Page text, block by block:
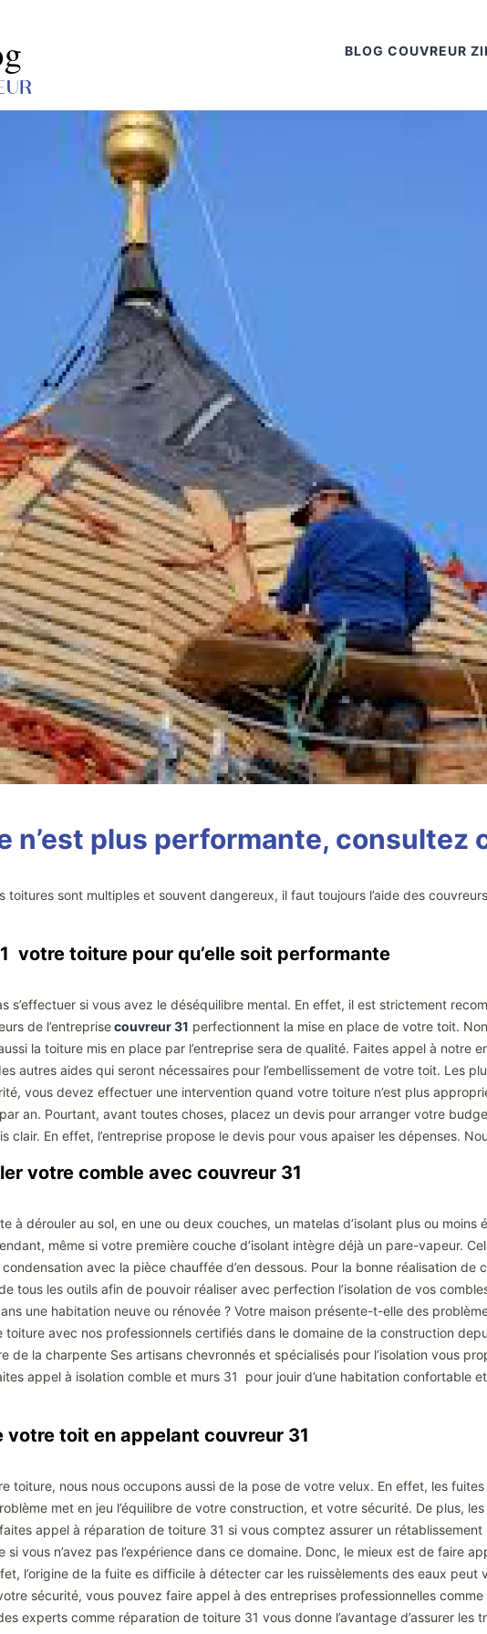
BLOG COUVREUR
n’est plus performante, consultez
toitures sont multiples et souvent dangereux, il faut toujours l’aide des
votre toiture pour qu’elle soit performante
s’effectuer si vous avez le déséquilibre mental. En effet, il est strictement
de l’entreprisecouvreur 31 perfectionnent la mise en place de votre toit.
la toiture mis en place par l’entreprise sera de qualité. Faites appel à notre
autres aides qui seront nécessaires pour l’embellissement de votre toit. Les
vous devez effectuer une intervention quand votre toiture n’est plus
an. Pourtant, avant toutes choses, placez un devis pour arranger votre
clair. En effet, l’entreprise propose le devis pour vous apaiser les dépenses.
votre comble avec couvreur 31
à dérouler au sol, en une ou deux couches, un matelas d’isolant plus ou
même si votre première couche d’isolant intègre déjà un pare-vapeur.
avec la pièce chauffée d’en dessous. Pour la bonne réalisation de
tous les outils afin de pouvoir réaliser avec perfection l’isolation de vos
une habitation neuve ou rénovée ? Votre maison présente-t-elle des
toiture avec nos professionnels certifiés dans le domaine de la construction
de la charpente Ses artisans chevronnés et spécialisés pour l’isolation vous
appel à isolation comble et murs 31 pour jouir d’une habitation confortable
votre toit en appelant couvreur 31
toiture, nous nous occupons aussi de la pose de votre velux. En effet, les
met en jeu l’équilibre de votre construction, et votre sécurité. De plus,
appel à réparation de toiture 31 si vous comptez assurer un
vous n’avez pas l’expérience dans ce domaine. Donc, le mieux est de faire
l’origine de la fuite es difficile à détecter car les ruissèlements des eaux peut
sécurité, vous pouvez faire appel à des entreprises professionnelles
experts comme réparation de toiture 31 vous donne l’avantage d’assurer